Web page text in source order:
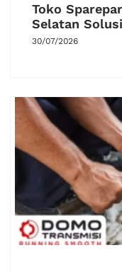
Toko
Selatan
30/07/2026